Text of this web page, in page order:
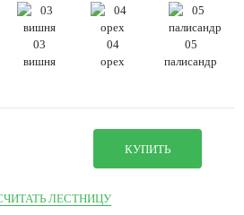
03
вишня
04
орех
05
палисандр
КУПИТЬ
ЛЕСТНИЦУ